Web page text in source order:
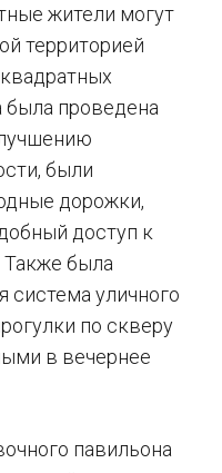
жители могут
территорией
была проведена
были
дорожки,
доступ к
Также была
система уличного
по скверу
в вечернее
павильона